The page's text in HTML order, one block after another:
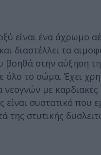
είναι ένα άχρωμο
διαστέλλει τα
βοηθά στην αύξηση
όλο το σώμα. Έχει
νεογνών με
είναι συστατικό που
της στυτικής